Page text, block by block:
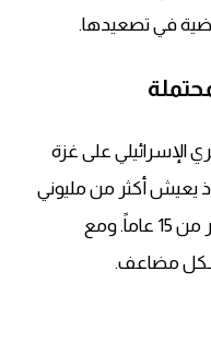
في تصعيدها.
على غزة
إذ يعيش أكثر من مليوني
فلسطيني تحت حصار خانق منذ أكثر من 15 عاماً. ومع
بشكل مضاعف.